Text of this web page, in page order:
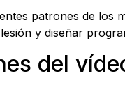
patrones de los
y diseñar
del